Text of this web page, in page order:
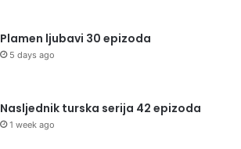
Plamen ljubavi 30 epizoda
5 days ago
Nasljednik turska serija 42 epizoda
1 week ago